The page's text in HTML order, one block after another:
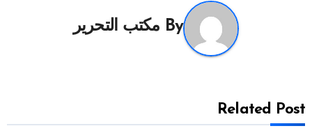
By مكتب التحرير
Related Post